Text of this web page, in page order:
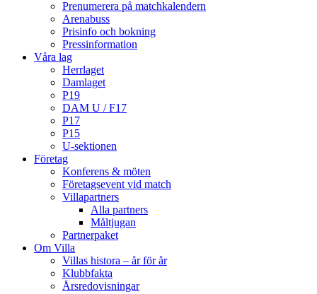
Prenumerera på matchkalendern
Arenabuss
Prisinfo och bokning
Pressinformation
Våra lag
Herrlaget
Damlaget
P19
DAM U / F17
P17
P15
U-sektionen
Företag
Konferens & möten
Företagsevent vid match
Villapartners
Alla partners
Måltjugan
Partnerpaket
Om Villa
Villas histora – år för år
Klubbfakta
Årsredovisningar